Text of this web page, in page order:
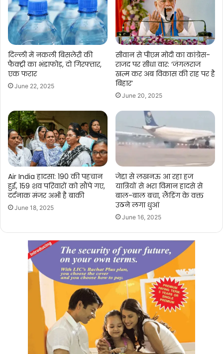
दिल्ली में नकली बिसलेरी की
फैक्ट्री का भंडाफोड़, दो गिरफ्तार,
एक फरार
June 22, 2025
सीवान से पीएम मोदी का कांग्रेस-
राजद पर सीधा वार: ‘जंगलराज
खत्म कर अब विकास की राह पर है
बिहार’
June 20, 2025
Air India हादसा: 190 की पहचान
हुई, 159 शव परिवारों को सौंपे गए,
दर्दनाक मंजर अभी है बाकी
June 18, 2025
जेद्दा से लखनऊ आ रहा हज
यात्रियों से भरा विमान हादसे से
बाल-बाल बचा, लैंडिंग के वक्त
उठने लगा धुआं
June 16, 2025